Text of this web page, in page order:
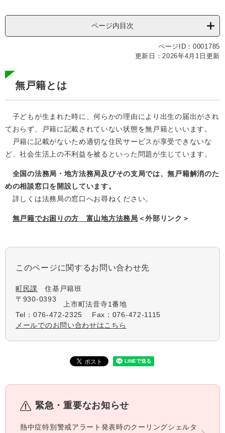
ページ内目次
ページID：0001785
更新日：2026年4月1日更新
無戸籍とは
子どもが生まれた時に、何らかの理由により出生の届出がされ
ておらず、戸籍に記載されていない状態を無戸籍といいます。
戸籍に記載がないため適切な住民サービスが享受できないな
ど、社会生活上の不利益を被るといった問題が生じています。
全国の法務局・地方法務局及びその支局では、無戸籍解消のた
めの相談窓口を開設しています。
詳しくは法務局の窓口へお尋ねください。
無戸籍でお困りの方 富山地方法務局 ＜外部リンク＞
このページに関するお問い合わせ先
町民課
住基戸籍班
〒930-0393
上市町法音寺1番地
Tel：076-472-2325
Fax：076-472-1115
メールでのお問い合わせはこちら
緊急・重要なお知らせ
熱中症特別警戒アラート発表時のクーリングシェルタ